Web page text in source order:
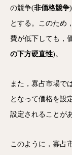
の競争(非価格競争
とする。このため
費が低下しても，
の下方硬直性)。
また，寡占市場で
となって価格を設
設定されることが
このように，寡占